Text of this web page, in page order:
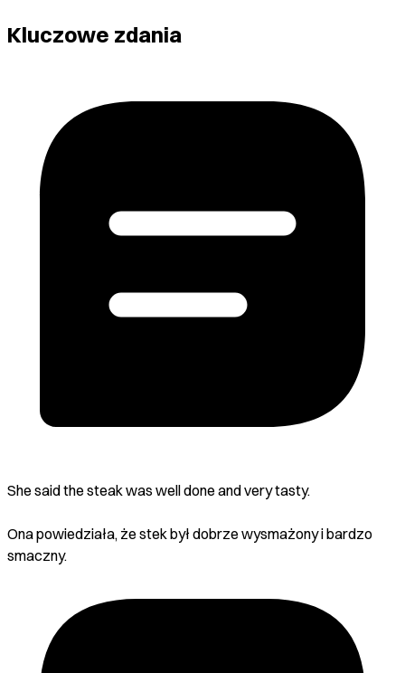
Kluczowe zdania
She said the steak was well done and very tasty.
Ona powiedziała, że stek był dobrze wysmażony i bardzo
smaczny.